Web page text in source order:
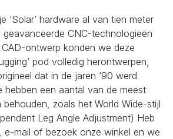
‘Solar’ hardware al van tien meter
CNC-technologieën
ontwerp konden we deze
pod volledig herontwerpen,
dat in de jaren ‘90 werd
hebben een aantal van de meest
behouden, zoals het World Wide-stijl
Leg Angle Adjustment) Heb
e-mail of bezoek onze winkel en we